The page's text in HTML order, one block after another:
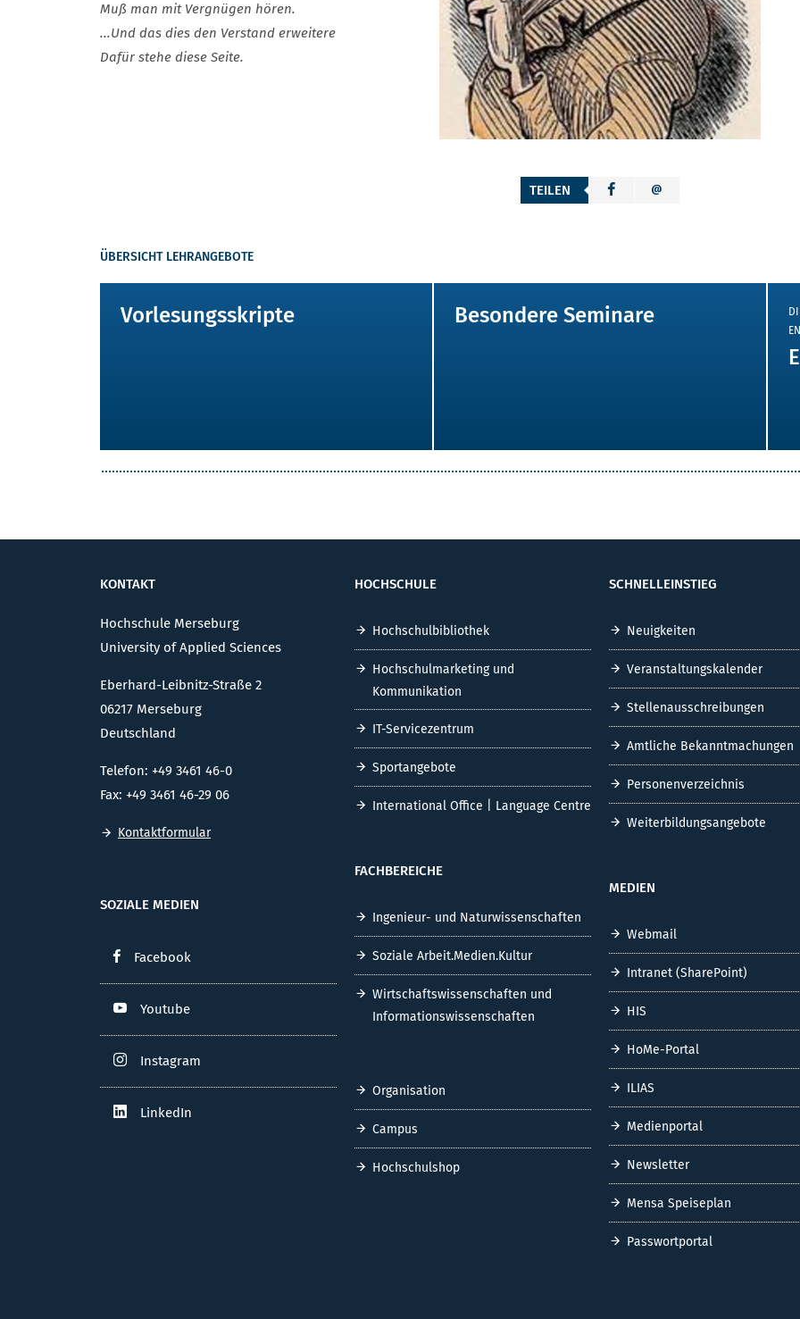
Muß man mit Vergnügen hören.
...Und das dies den Verstand erweitere
Dafür stehe diese Seite.
TEILEN
ÜBERSICHT LEHRANGEBOTE
Vorlesungsskripte Besondere Seminare
KONTAKT
Hochschule Merseburg
University of Applied Sciences
Eberhard-Leibnitz-Straße 2
06217 Merseburg
Deutschland
Telefon: +49 3461 46-0
Fax: +49 3461 46-29 06
Kontaktformular
SOZIALE MEDIEN
Facebook
Youtube
Instagram
LinkedIn
HOCHSCHULE
Hochschulbibliothek
Hochschulmarketing und
Kommunikation
IT-Servicezentrum
Sportangebote
International Office | Language Centre
FACHBEREICHE
Ingenieur- und Naturwissenschaften
Soziale Arbeit.Medien.Kultur
Wirtschaftswissenschaften und
Informationswissenschaften
Organisation
Campus
Hochschulshop
SCHNELLEINSTIEG
Neuigkeiten
Veranstaltungskalender
Stellenausschreibungen
Amtliche Bekanntmachungen
Personenverzeichnis
Weiterbildungsangebote
MEDIEN
Webmail
Intranet (SharePoint)
HIS
HoMe-Portal
ILIAS
Medienportal
Newsletter
Mensa Speiseplan
Passwortportal